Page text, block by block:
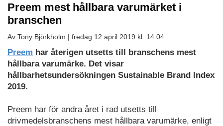
Preem mest hållbara varumärket i
branschen
Av Tony Björkholm | fredag 12 april 2019 kl. 14:04
Preem har återigen utsetts till branschens mest
hållbara varumärke. Det visar
hållbarhetsundersökningen Sustainable Brand Index
2019.
Preem har för andra året i rad utsetts till
drivmedelsbranschens mest hållbara varumärke, enligt